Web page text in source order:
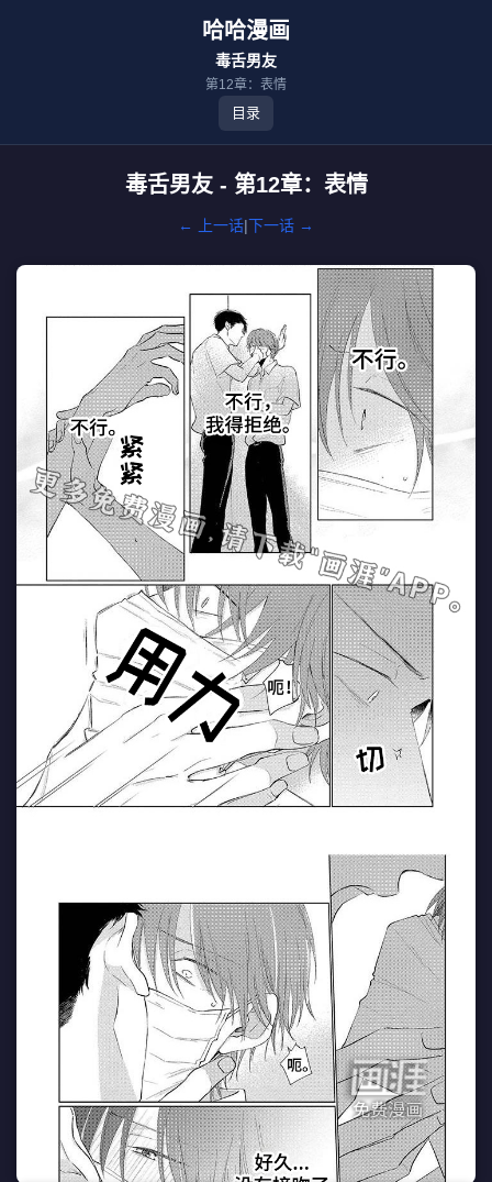
哈哈漫画
毒舌男友
第12章：表情
目录
毒舌男友 - 第12章：表情
← 上一话|下一话 →